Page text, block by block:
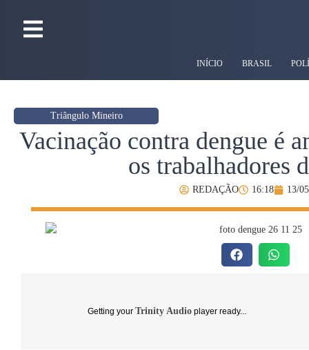
INÍCIO BRASIL
Triângulo Mineiro
Vacinação contra dengue é
os trabalhadores
REDAÇÃO 16:18 13/
Getting your Trinity Audio player ready...